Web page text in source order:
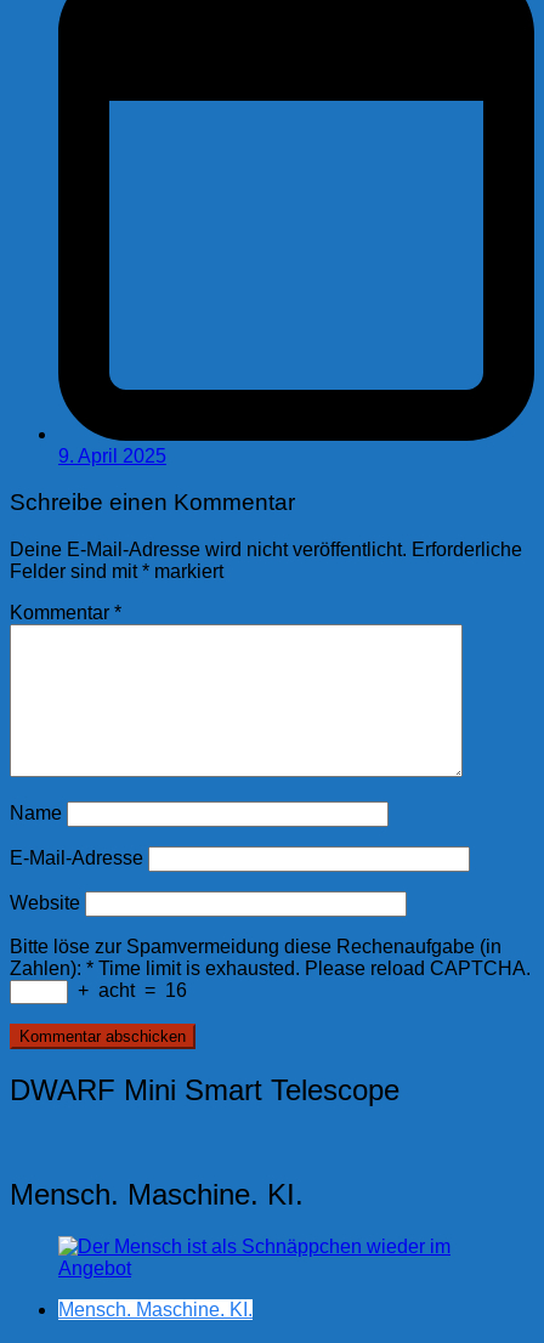
9. April 2025
Schreibe einen Kommentar
Deine E-Mail-Adresse wird nicht veröffentlicht. Erforderliche
Felder sind mit* markiert
Kommentar *
Name
E-Mail-Adresse
Website
Bitte löse zur Spamvermeidung diese Rechenaufgabe (in
Zahlen): * Time limit is exhausted. Please reload CAPTCHA.
+ acht = 16
DWARF Mini Smart Telescope
Mensch. Maschine. KI.
Mensch. Maschine. KI.